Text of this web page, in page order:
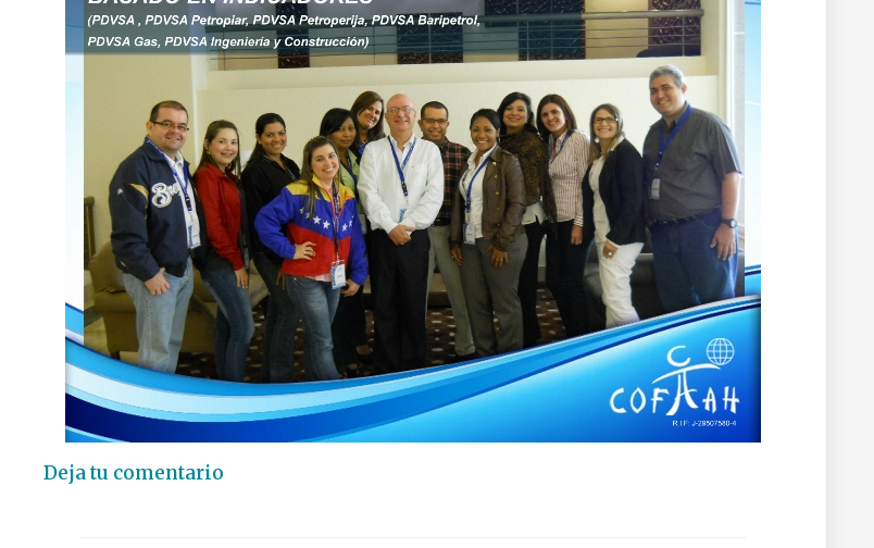
Deja tu comentario